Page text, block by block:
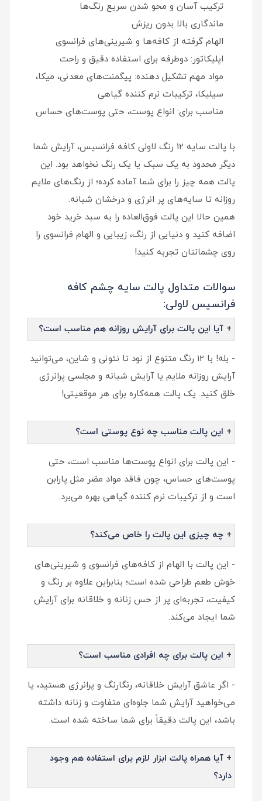
ترکیب آسان و محو شدن سریع رنگ‌ها
ماندگاری بالا بدون ریزش
الهام گرفته از کافه‌ها و شیرینی‌های فرانسوی
اپلیکاتور: دوطرفه برای استفاده دقیق و راحت
مواد مهم تشکیل‌ دهنده: پیگمنت‌های معدنی، میکا،
سیلیکا، ترکیبات نرم‌ کننده گیاهی
مناسب برای: انواع پوست، حتی پوست‌های حساس
با پالت سایه 12 رنگ لاولی کافه فرانسیس، آرایش شما
دیگر محدود به یک سبک یا یک رنگ نخواهد بود. این
پالت همه‌ چیز را برای شما آماده کرده؛ از رنگ‌های ملایم
روزانه تا سایه‌های پر انرژی و درخشان شبانه.
همین حالا این پالت فوق‌العاده را به سبد خرید خود
اضافه کنید و دنیایی از رنگ، زیبایی و الهام فرانسوی را
روی چشمانتان تجربه کنید!
سوالات متداول پالت سایه چشم کافه
فرانسیس لاولی:
+ آیا این پالت برای آرایش روزانه هم مناسب است؟
- بله! با 12 رنگ متنوع از نود تا نئونی و شاین، می‌توانید
آرایش روزانه ملایم یا آرایش شبانه و مجلسی پرانرژی
خلق کنید. یک پالت همه‌کاره برای هر موقعیتی!
+ این پالت مناسب چه نوع پوستی است؟
- این پالت برای انواع پوست‌ها مناسب است، حتی
پوست‌های حساس، چون فاقد مواد مضر مثل پارابن
است و از ترکیبات نرم‌ کننده گیاهی بهره می‌برد.
+ چه چیزی این پالت را خاص می‌کند؟
- این پالت با الهام از کافه‌های فرانسوی و شیرینی‌های
خوش طعم طراحی شده است؛ بنابراین علاوه بر رنگ و
کیفیت، تجربه‌ای پر از حس زنانه و خلاقانه برای آرایش
شما ایجاد می‌کند.
+ این پالت برای چه افرادی مناسب است؟
- اگر عاشق آرایش خلاقانه، رنگارنگ و پرانرژی هستید، یا
می‌خواهید آرایش شما جلوه‌ای متفاوت و زنانه داشته
باشد، این پالت دقیقاً برای شما ساخته شده است.
+ آیا همراه پالت ابزار لازم برای استفاده هم وجود
دارد؟